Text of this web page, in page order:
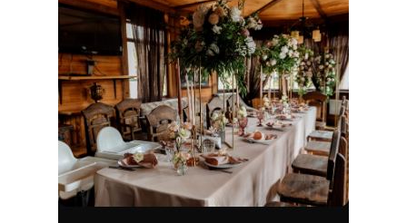
ВИДЕО НАШИХ
СВАДЕБ.